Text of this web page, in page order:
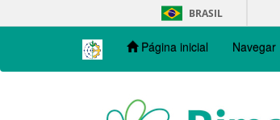
navigation
BRASIL
Página inicial Navegar